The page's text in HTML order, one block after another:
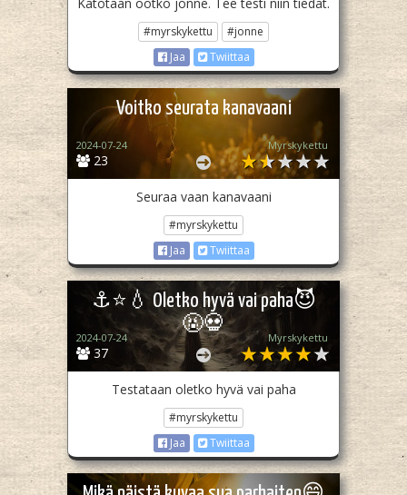
Katotaan ootko jonne. Tee testi niin tiedät.
#myrskykettu
#jonne
Jaa
Twiittaa
Voitko seurata kanavaani
23
2024-07-24 Myrskykettu
Seuraa vaan kanavaani
#myrskykettu
Jaa
Twiittaa
⚓️⭐️💧 Oletko hyvä vai paha😈
🤬💀
37
2024-07-24 Myrskykettu
Testataan oletko hyvä vai paha
#myrskykettu
Jaa
Twiittaa